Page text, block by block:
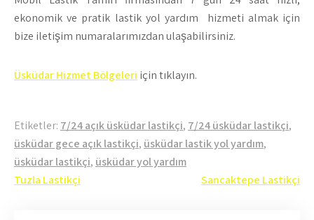
ekonomik ve pratik lastik yol yardım hizmeti almak için
bize iletişim numaralarımızdan ulaşabilirsiniz.
Üsküdar Hizmet Bölgeleri için tıklayın.
Etiketler: 7/24 açık üsküdar lastikçi, 7/24 üsküdar lastikçi,
üsküdar gece açık lastikçi, üsküdar lastik yol yardım,
üsküdar lastikçi, üsküdar yol yardım
Yazı
Tuzla Lastikçi Sancaktepe Lastikçi